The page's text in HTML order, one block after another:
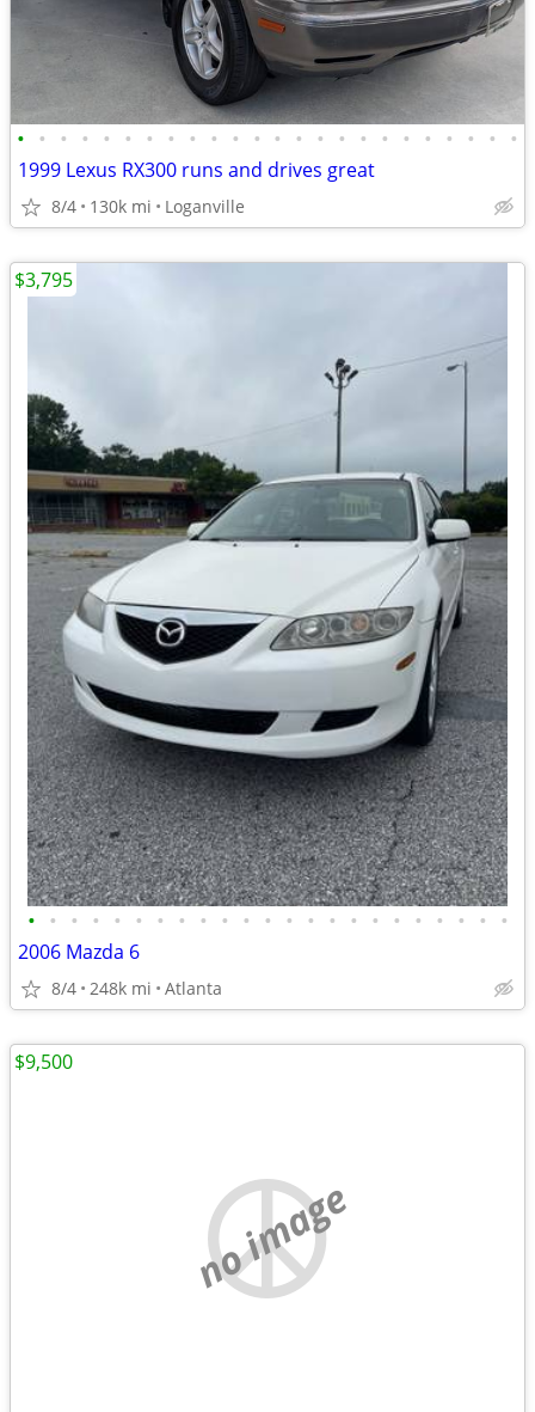
• • • • • • • • • • • • • • • • • • • • • • • •
1999 Lexus RX300 runs and drives great
8/4 130k mi Loganville
• • • • • • • • • • • • • • • • • • • • • • •
2006 Mazda 6
8/4 248k mi Atlanta
$3,795
no image
$9,500